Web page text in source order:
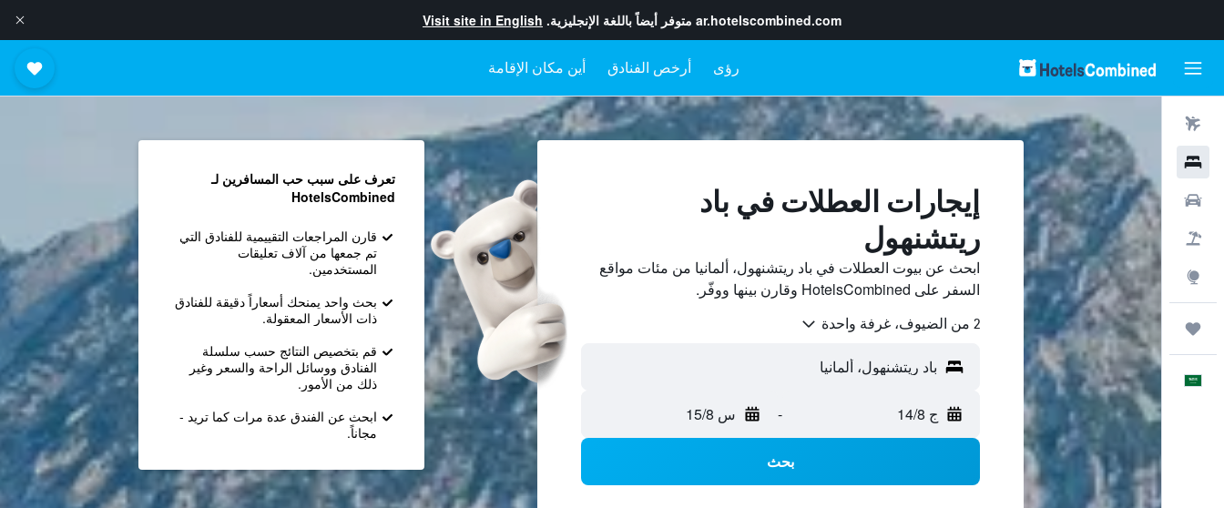
ar.hotelscombined.com متوفر أيضاً باللغة الإنجليزية. Visit site in English
رؤى أرخص الفنادق أين مكان الإقامة
رحلات طيران
سيارات
حزم العروض
استكشاف
رحلات
العَرَبِيَّة
إيجارات العطلات في باد
ريتشنهول
ابحث عن بيوت العطلات في باد ريتشنهول، ألمانيا من مئات مواقع
السفر على HotelsCombined وقارن بينها ووفّر.
2 من الضيوف، غرفة واحدة
ج 14/8 - س 15/8
بحث
تعرف على سبب حب المسافرين لـ
HotelsCombined
قارن المراجعات التقييمية للفنادق التي
تم جمعها من آلاف تعليقات
المستخدمين.
بحث واحد يمنحك أسعاراً دقيقة للفنادق
ذات الأسعار المعقولة.
قم بتخصيص النتائج حسب سلسلة
الفنادق ووسائل الراحة والسعر وغير
ذلك من الأمور.
ابحث عن الفندق عدة مرات كما تريد -
مجاناً.